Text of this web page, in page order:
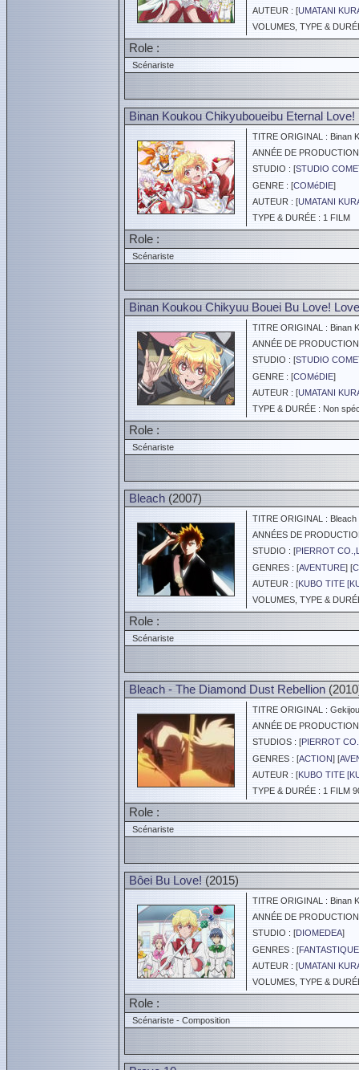
AUTEUR : [UMATANI
VOLUMES, TYPE &
Role :
Scénariste
Binan Koukou Chikyuboueibu Eternal Love!
TITRE ORIGINAL : Binan
ANNÉE DE
STUDIO : [STUDIO
GENRE : [COMéDIE]
AUTEUR : [UMATANI
TYPE & DURÉE : 1 FILM
Role :
Scénariste
Binan Koukou Chikyuu Bouei Bu Love!
TITRE ORIGINAL : Binan
ANNÉE DE
STUDIO : [STUDIO
GENRE : [COMéDIE]
AUTEUR : [UMATANI
TYPE & DURÉE : Non
Role :
Scénariste
Bleach (2007)
TITRE ORIGINAL : Bleach
ANNÉES DE
STUDIO : [PIERROT
GENRES : [AVENTURE] [
AUTEUR : [KUBO TITE
VOLUMES, TYPE &
Role :
Scénariste
Bleach - The Diamond Dust Rebellion
TITRE ORIGINAL :
ANNÉE DE
STUDIOS : [PIERROT
GENRES : [ACTION] [
AUTEUR : [KUBO TITE
TYPE & DURÉE : 1 FILM
Role :
Scénariste
Bôei Bu Love! (2015)
TITRE ORIGINAL : Binan
ANNÉE DE
STUDIO : [DIOMEDEA]
GENRES : [
AUTEUR : [UMATANI
VOLUMES, TYPE &
Role :
Scénariste - Composition